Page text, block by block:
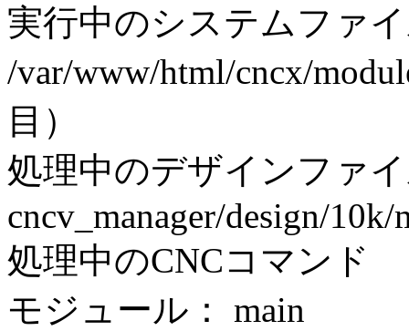
実行中のシステムファ
/var/www/html/cncx/
目）
処理中のデザインファ
cncv_manager/design/10k/
処理中のCNCコマンド
モジュール： main